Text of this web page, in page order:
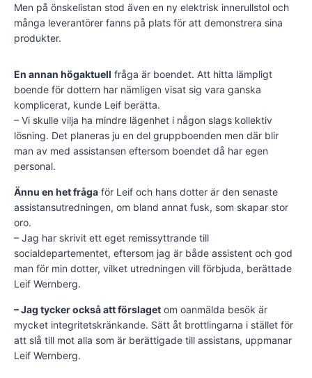
Men på önskelistan stod även en ny elektrisk innerullstol och
många leverantörer fanns på plats för att demonstrera sina
produkter.
En annan högaktuell fråga är boendet. Att hitta lämpligt
boende för dottern har nämligen visat sig vara ganska
komplicerat, kunde Leif berätta.
– Vi skulle vilja ha mindre lägenhet i någon slags kollektiv
lösning. Det planeras ju en del gruppboenden men där blir
man av med assistansen eftersom boendet då har egen
personal.
Ännu en het fråga för Leif och hans dotter är den senaste
assistansutredningen, om bland annat fusk, som skapar stor
oro.
– Jag har skrivit ett eget remissyttrande till
socialdepartementet, eftersom jag är både assistent och god
man för min dotter, vilket utredningen vill förbjuda, berättade
Leif Wernberg.
– Jag tycker också att förslaget om oanmälda besök är
mycket integritetskränkande. Sätt åt brottlingarna i stället för
att slå till mot alla som är berättigade till assistans, uppmanar
Leif Wernberg.